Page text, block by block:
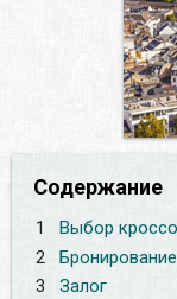
Содержание
1
Выбор
2
3
Залог